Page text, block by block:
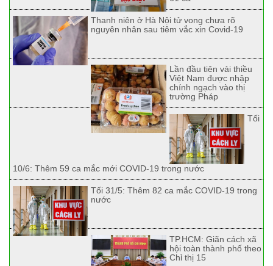
Thanh niên ở Hà Nội tử vong chưa rõ
nguyên nhân sau tiêm vắc xin Covid-19
Lần đầu tiên vải thiều
Việt Nam được nhập
chính ngạch vào thị
trường Pháp
Tối
10/6: Thêm 59 ca mắc mới COVID-19 trong nước
Tối 31/5: Thêm 82 ca mắc COVID-19 trong
nước
TP.HCM: Giãn cách xã
hội toàn thành phố theo
Chỉ thị 15